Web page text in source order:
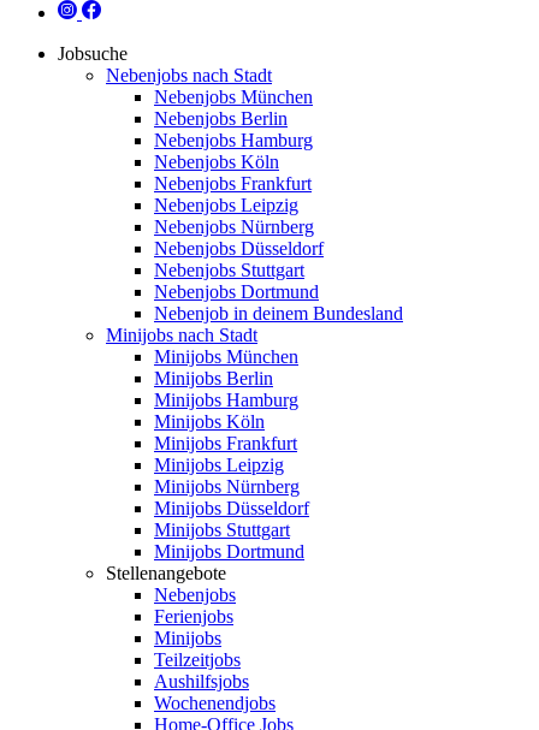
Jobsuche
Nebenjobs nach Stadt
Nebenjobs München
Nebenjobs Berlin
Nebenjobs Hamburg
Nebenjobs Köln
Nebenjobs Frankfurt
Nebenjobs Leipzig
Nebenjobs Nürnberg
Nebenjobs Düsseldorf
Nebenjobs Stuttgart
Nebenjobs Dortmund
Nebenjob in deinem Bundesland
Minijobs nach Stadt
Minijobs München
Minijobs Berlin
Minijobs Hamburg
Minijobs Köln
Minijobs Frankfurt
Minijobs Leipzig
Minijobs Nürnberg
Minijobs Düsseldorf
Minijobs Stuttgart
Minijobs Dortmund
Stellenangebote
Nebenjobs
Ferienjobs
Minijobs
Teilzeitjobs
Aushilfsjobs
Wochenendjobs
Home-Office Jobs